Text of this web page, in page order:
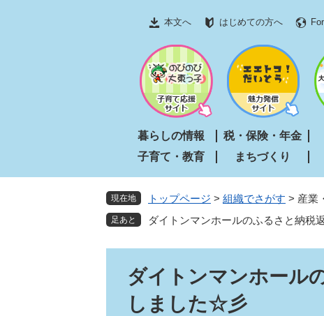
文
本文へ はじめての方へ
暮らしの情報 税・保険・年金
子育て・教育
まちづくり
現在地 トップページ > 組織でさがす > 産業
ダイトンマンホールのふるさと納税
ダイトンマンホール
しました☆彡